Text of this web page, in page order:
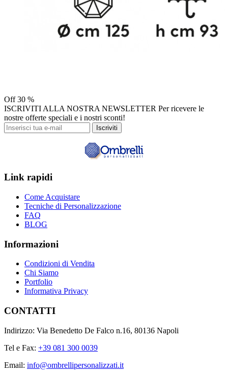
Off30 %
ISCRIVITI ALLA NOSTRA NEWSLETTER Per ricevere le
nostre offerte speciali e i nostri sconti!
Iscriviti
Link rapidi
Come Acquistare
Tecniche di Personalizzazione
FAQ
BLOG
Informazioni
Condizioni di Vendita
Chi Siamo
Portfolio
Informativa Privacy
CONTATTI
Indirizzo: Via Benedetto De Falco n.16, 80136 Napoli
Tel e Fax: +39 081 300 0039
Email: info@ombrellipersonalizzati.it